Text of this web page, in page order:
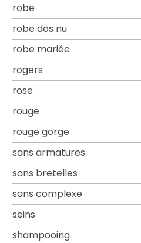
robe
robe dos nu
robe mariée
rogers
rose
rouge
rouge gorge
sans armatures
sans bretelles
sans complexe
seins
shampooing